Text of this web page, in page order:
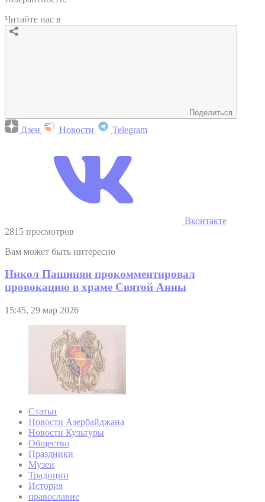
Читайте нас в
Поделиться
Дзен Новости Telegram
Вконтакте
2815 просмотров
Вам может быть интересно
Никол Пашинян прокомментировал
провокацию в храме Святой Анны
15:45, 29 мар 2026
Статьи
Новости Азербайджана
Новости Культуры
Общество
Праздники
Музеи
Традиции
История
православие